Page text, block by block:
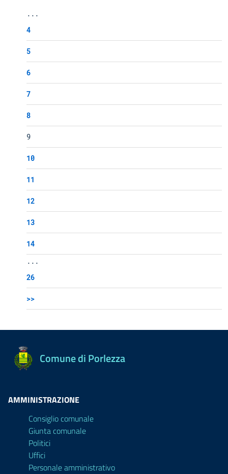
...
4
5
6
7
8
9
10
11
12
13
14
...
26
>>
Comune di Porlezza
AMMINISTRAZIONE
Consiglio comunale
Giunta comunale
Politici
Uffici
Personale amministrativo